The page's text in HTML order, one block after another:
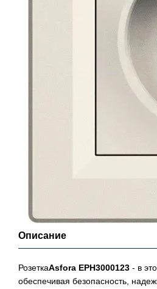
Описание
РозеткаAsfora EPH3000123 - в
обеспечивая безопасность,